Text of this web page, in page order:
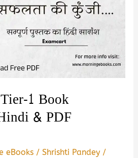
1 Book
& PDF
eBooks /Shrishti Pandey /